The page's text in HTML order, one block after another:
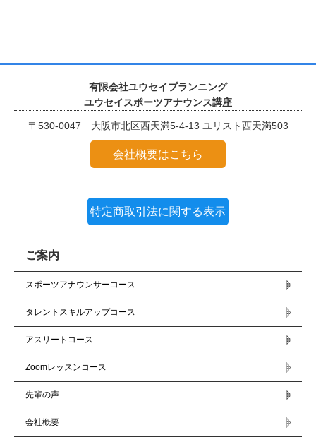
有限会社ユウセイプランニング
ユウセイスポーツアナウンス講座
〒530-0047 大阪市北区西天満5-4-13 ユリスト西天満503
会社概要はこちら
特定商取引法に関する表示
ご案内
スポーツアナウンサーコース
タレントスキルアップコース
アスリートコース
Zoomレッスンコース
先輩の声
会社概要